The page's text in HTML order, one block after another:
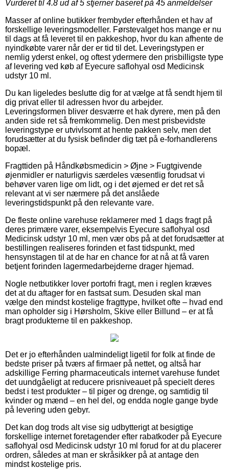
Vurderet til 4.8 ud af 5 stjerner baseret på 45 anmeldelser
Masser af online butikker frembyder efterhånden et hav af
forskellige leveringsmodeller. Førstevalget hos mange er nu
til dags at få leveret til en pakkeshop, hvor du kan afhente de
nyindkøbte varer når der er tid til det. Leveringstypen er
nemlig yderst enkel, og oftest ydermere den prisbilligste type
af levering ved køb af Eyecure saflohyal osd Medicinsk
udstyr 10 ml.
Du kan ligeledes beslutte dig for at vælge at få sendt hjem til
dig privat eller til adressen hvor du arbejder.
Leveringsformen bliver desværre et hak dyrere, men på den
anden side ret så fremkommelig. Den mest prisbevidste
leveringstype er utvivlsomt at hente pakken selv, men det
forudsætter at du fysisk befinder dig tæt på e-forhandlerens
bopæl.
Fragttiden på Håndkøbsmedicin > Øjne > Fugtgivende
øjenmidler er naturligvis særdeles væsentlig forudsat vi
behøver varen lige om lidt, og i det øjemed er det ret så
relevant at vi ser nærmere på det anslåede
leveringstidspunkt på den relevante vare.
De fleste online varehuse reklamerer med 1 dags fragt på
deres primære varer, eksempelvis Eyecure saflohyal osd
Medicinsk udstyr 10 ml, men vær obs på at det forudsætter at
bestillingen realiseres forinden et fast tidspunkt, med
hensynstagen til at de har en chance for at nå at få varen
betjent forinden lagermedarbejderne drager hjemad.
Nogle netbutikker lover portofri fragt, men i reglen kræves
det at du aftager for en fastsat sum. Desuden skal man
vælge den mindst kostelige fragttype, hvilket ofte – hvad end
man opholder sig i Hørsholm, Skive eller Billund – er at få
bragt produkterne til en pakkeshop.
Det er jo efterhånden ualmindeligt ligetil for folk at finde de
bedste priser på tværs af firmaer på nettet, og altså har
adskillige Ferring pharmaceuticals internet varehuse fundet
det uundgåeligt at reducere prisniveauet på specielt deres
bedst i test produkter – til piger og drenge, og samtidig til
kvinder og mænd – en hel del, og endda nogle gange byde
på levering uden gebyr.
Det kan dog trods alt vise sig udbytterigt at besigtige
forskellige internet foretagender efter rabatkoder på Eyecure
saflohyal osd Medicinsk udstyr 10 ml forud for at du placerer
ordren, således at man er skråsikker på at antage den
mindst kostelige pris.